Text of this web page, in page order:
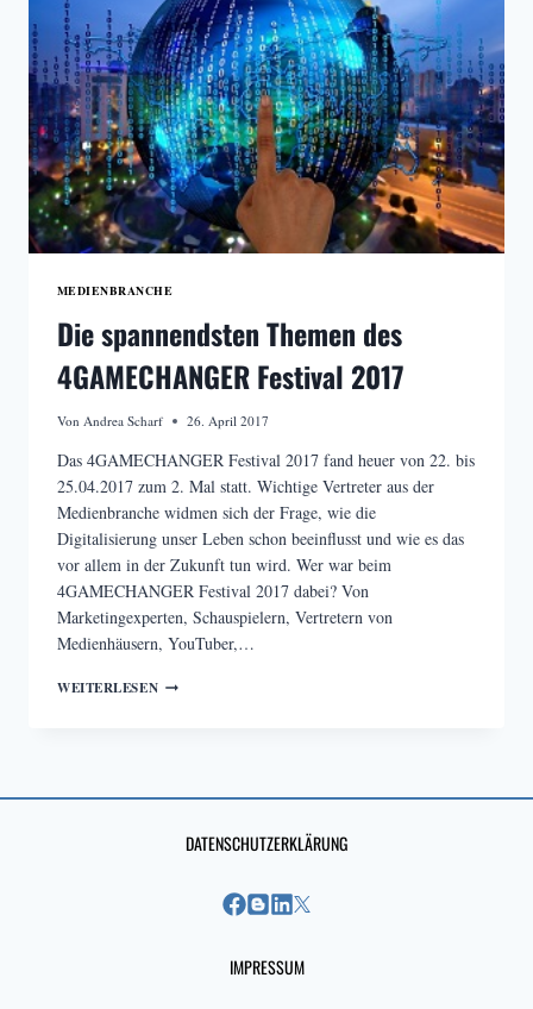
MEDIENBRANCHE
Die spannendsten Themen des
4GAMECHANGER Festival 2017
Von Andrea Scharf 26. April 2017
Das 4GAMECHANGER Festival 2017 fand heuer von 22. bis
25.04.2017 zum 2. Mal statt. Wichtige Vertreter aus der
Medienbranche widmen sich der Frage, wie die
Digitalisierung unser Leben schon beeinflusst und wie es das
vor allem in der Zukunft tun wird. Wer war beim
4GAMECHANGER Festival 2017 dabei? Von
Marketingexperten, Schauspielern, Vertretern von
Medienhäusern, YouTuber,…
WEITERLESENDIE
2017
DATENSCHUTZERKLÄRUNG
IMPRESSUM